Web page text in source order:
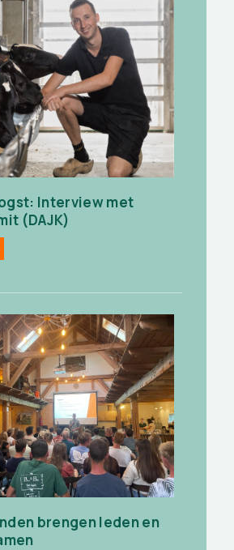
Interview met
(DAJK)
brengen leden en